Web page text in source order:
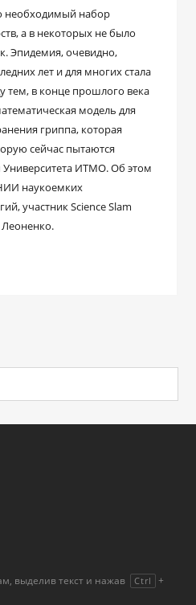
необходимый набор
а в некоторых не было
Эпидемия, очевидно,
лет и для многих стала
в конце прошлого века
модель для
гриппа, которая
сейчас пытаются
Университета ИТМО. Об этом
наукоемких
участник Science Slam
выделив текст и нажав Ctrl +